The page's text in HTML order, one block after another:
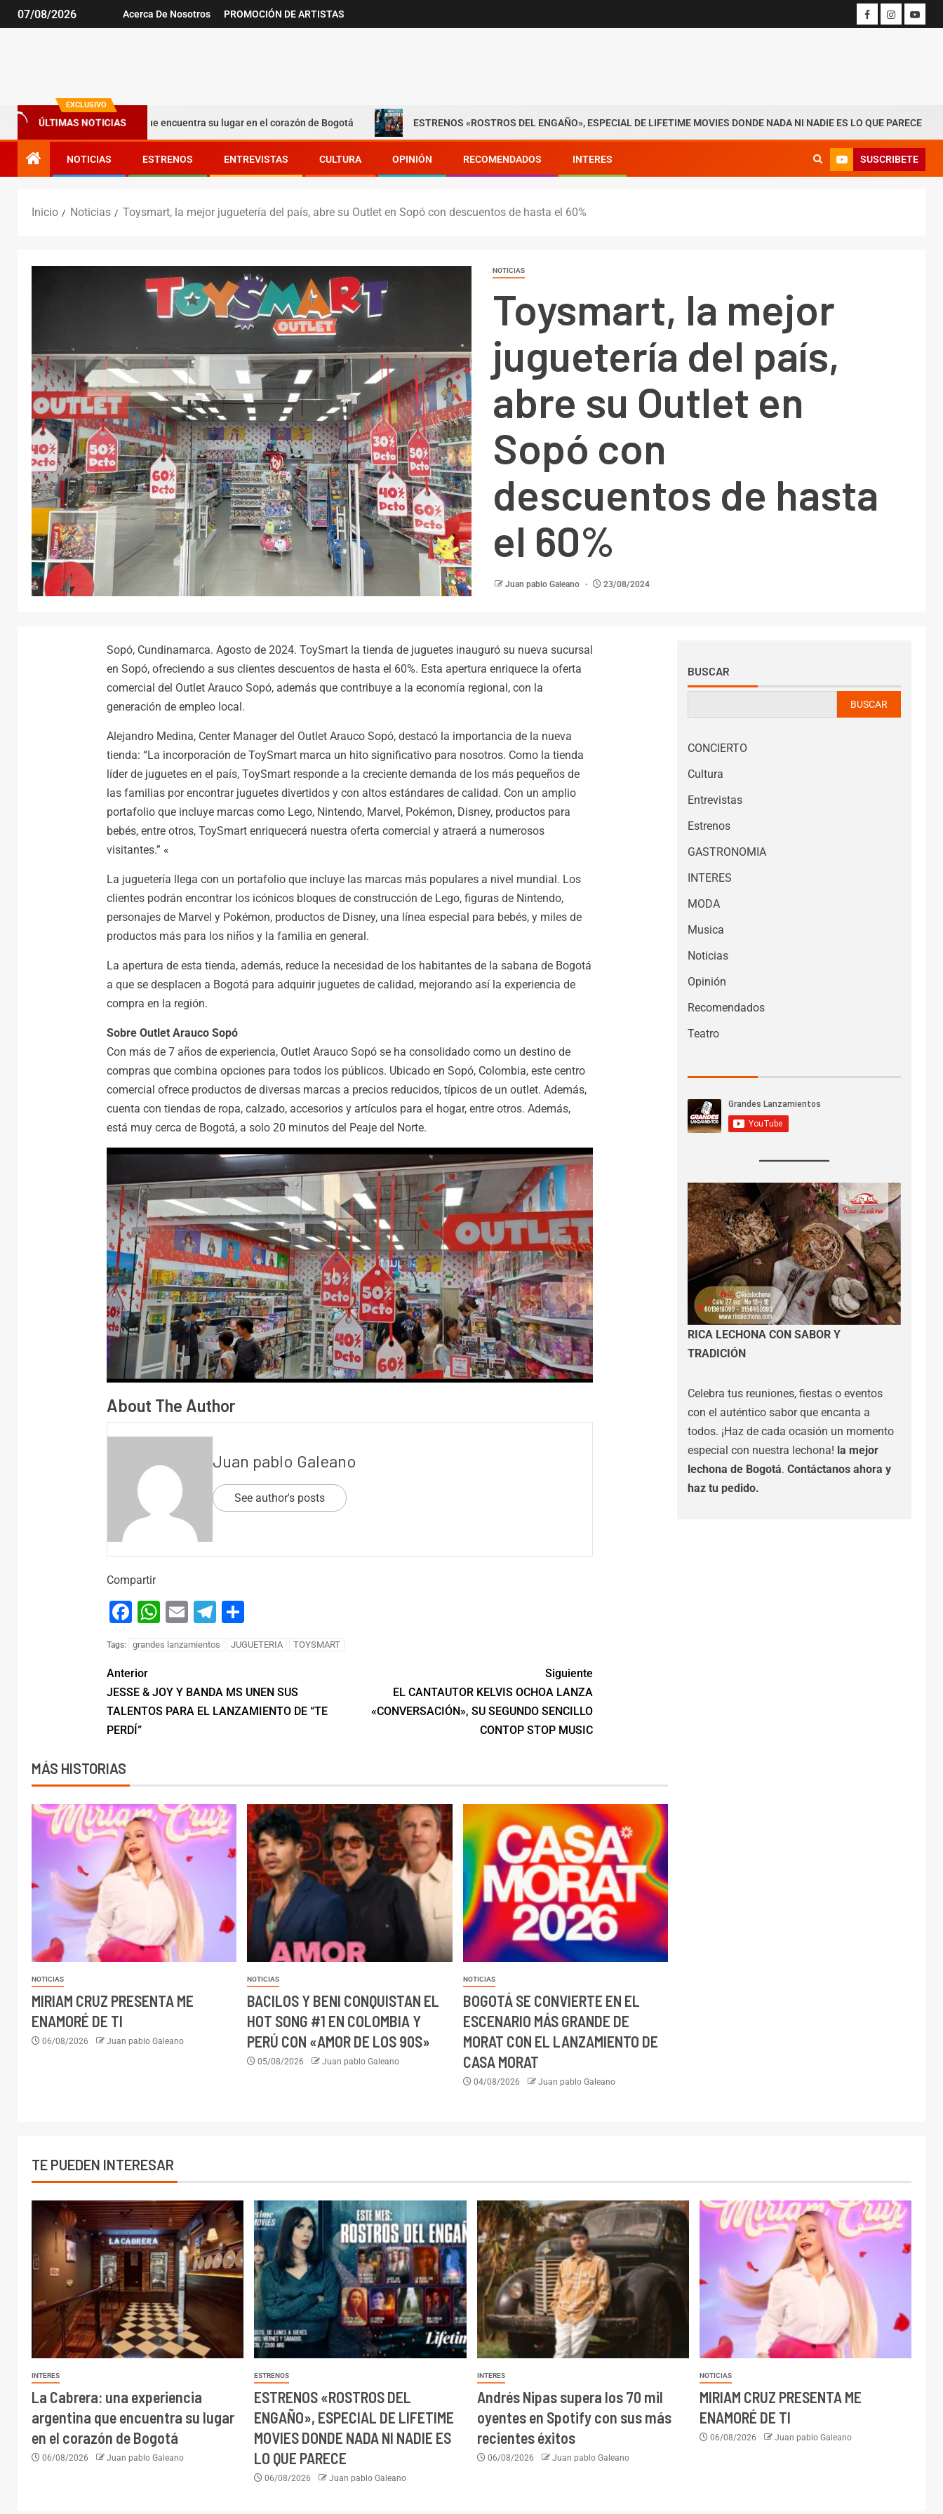
07/08/2026 Acerca De Nosotros PROMOCIÓN DE ARTISTAS
EXCLUSIVO
ÚLTIMAS NOTICIAS
argentina que encuentra su lugar en el corazón de Bogotá ESTRENOS «ROSTROS DEL ENGAÑO», ESPECIAL DE LIFETIME MOVIES DONDE NADA NI NADIE ES LO QUE PARECE
NOTICIAS ESTRENOS ENTREVISTAS CULTURA OPINIÓN RECOMENDADOS INTERES SUSCRIBETE
Inicio Noticias Toysmart, la mejor juguetería del país, abre su Outlet en Sopó con descuentos de hasta el 60%
NOTICIAS
Toysmart, la mejor
juguetería del país,
abre su Outlet en
Sopó con
descuentos de hasta
el 60%
Juan pablo Galeano 23/08/2024
Sopó, Cundinamarca. Agosto de 2024. ToySmart la tienda de juguetes inauguró su nueva sucursal
en Sopó, ofreciendo a sus clientes descuentos de hasta el 60%. Esta apertura enriquece la oferta
comercial del Outlet Arauco Sopó, además que contribuye a la economía regional, con la
generación de empleo local.
Alejandro Medina, Center Manager del Outlet Arauco Sopó, destacó la importancia de la nueva
tienda: “La incorporación de ToySmart marca un hito significativo para nosotros. Como la tienda
líder de juguetes en el país, ToySmart responde a la creciente demanda de los más pequeños de
las familias por encontrar juguetes divertidos y con altos estándares de calidad. Con un amplio
portafolio que incluye marcas como Lego, Nintendo, Marvel, Pokémon, Disney, productos para
bebés, entre otros, ToySmart enriquecerá nuestra oferta comercial y atraerá a numerosos
visitantes.” «
La juguetería llega con un portafolio que incluye las marcas más populares a nivel mundial. Los
clientes podrán encontrar los icónicos bloques de construcción de Lego, figuras de Nintendo,
personajes de Marvel y Pokémon, productos de Disney, una línea especial para bebés, y miles de
productos más para los niños y la familia en general.
La apertura de esta tienda, además, reduce la necesidad de los habitantes de la sabana de Bogotá
a que se desplacen a Bogotá para adquirir juguetes de calidad, mejorando así la experiencia de
compra en la región.
Sobre Outlet Arauco Sopó
Con más de 7 años de experiencia, Outlet Arauco Sopó se ha consolidado como un destino de
compras que combina opciones para todos los públicos. Ubicado en Sopó, Colombia, este centro
comercial ofrece productos de diversas marcas a precios reducidos, típicos de un outlet. Además,
cuenta con tiendas de ropa, calzado, accesorios y artículos para el hogar, entre otros. Además,
está muy cerca de Bogotá, a solo 20 minutos del Peaje del Norte.
About The Author
Juan pablo Galeano
See author's posts
Compartir
Facebook
WhatsApp
EmailTelegram
Compartir
Tags: grandes lanzamientos JUGUETERIA TOYSMART
Anterior
JESSE & JOY Y BANDA MS UNEN SUS
TALENTOS PARA EL LANZAMIENTO DE “TE
PERDÍ”
Siguiente
EL CANTAUTOR KELVIS OCHOA LANZA
«CONVERSACIÓN», SU SEGUNDO SENCILLO
CONTOP STOP MUSIC
MÁS HISTORIAS
NOTICIAS
MIRIAM CRUZ PRESENTA ME
ENAMORÉ DE TI
06/08/2026 Juan pablo Galeano
NOTICIAS
BACILOS Y BENI CONQUISTAN EL
HOT SONG #1 EN COLOMBIA Y
PERÚ CON «AMOR DE LOS 90S»
05/08/2026 Juan pablo Galeano
NOTICIAS
BOGOTÁ SE CONVIERTE EN EL
ESCENARIO MÁS GRANDE DE
MORAT CON EL LANZAMIENTO DE
CASA MORAT
04/08/2026 Juan pablo Galeano
BUSCAR
BUSCAR
CONCIERTO
Cultura
Entrevistas
Estrenos
GASTRONOMIA
INTERES
MODA
Musica
Noticias
Opinión
Recomendados
Teatro
RICA LECHONA CON SABOR Y
TRADICIÓN
Celebra tus reuniones, fiestas o eventos
con el auténtico sabor que encanta a
todos. ¡Haz de cada ocasión un momento
especial con nuestra lechona! la mejor
lechona de Bogotá. Contáctanos ahora y
haz tu pedido.
TE PUEDEN INTERESAR
INTERES
La Cabrera: una experiencia
argentina que encuentra su lugar
en el corazón de Bogotá
06/08/2026 Juan pablo Galeano
ESTRENOS
ESTRENOS «ROSTROS DEL
ENGAÑO», ESPECIAL DE LIFETIME
MOVIES DONDE NADA NI NADIE ES
LO QUE PARECE
06/08/2026 Juan pablo Galeano
INTERES
Andrés Nipas supera los 70 mil
oyentes en Spotify con sus más
recientes éxitos
06/08/2026 Juan pablo Galeano
NOTICIAS
MIRIAM CRUZ PRESENTA ME
ENAMORÉ DE TI
06/08/2026 Juan pablo Galeano